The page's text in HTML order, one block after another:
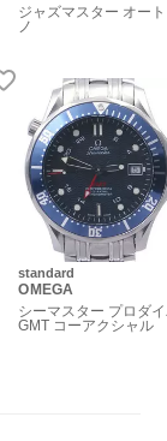
ジャズマスター オー
ノ
standard
OMEGA
シーマスター プロダ
GMT コーアクシャル